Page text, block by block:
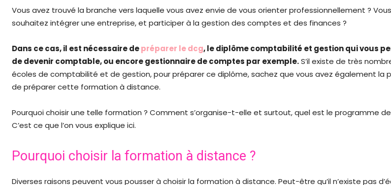
Vous avez trouvé la branche vers laquelle vous avez envie de vous orienter professionnellement ? Vous
souhaitez intégrer une entreprise, et participer à la gestion des comptes et des finances ?
Dans ce cas, il est nécessaire depréparer le dcg, le diplôme comptabilité et gestion qui vous
de devenir comptable, ou encore gestionnaire de comptes par exemple.S’il existe de très
écoles de comptabilité et de gestion, pour préparer ce diplôme, sachez que vous avez également la
de préparer cette formation à distance.
Pourquoi choisir une telle formation ? Comment s’organise-t-elle et surtout, quel est le programme
C’est ce que l’on vous explique ici.
Pourquoi choisir la formation à distance ?
Diverses raisons peuvent vous pousser à choisir la formation à distance. Peut-être qu’il n’existe pas